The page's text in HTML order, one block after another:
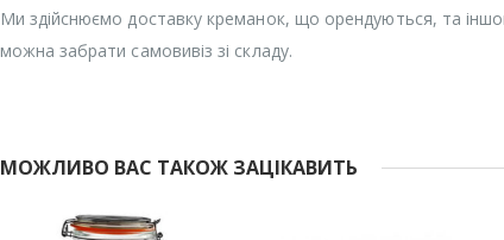
Ми здійснюємо доставку креманок, що орендуються, та
можна забрати самовивіз зі складу.
МОЖЛИВО ВАС ТАКОЖ ЗАЦІКАВИТЬ